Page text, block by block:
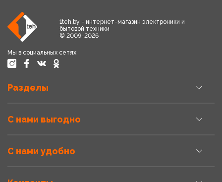
1teh.by - интернет-магазин электроники и
бытовой техники
© 2009-2026
Мы в социальных сетях
Разделы
С нами выгодно
С нами удобно